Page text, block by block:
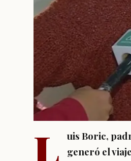
L
uis Boric,
generó el